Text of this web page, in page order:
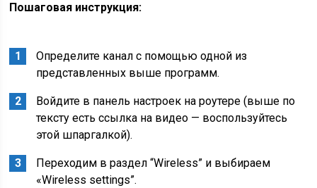
Пошаговая инструкция:
Определите канал с помощью одной из
представленных выше программ.
Войдите в панель настроек на роутере (выше по
тексту есть ссылка на видео — воспользуйтесь
этой шпаргалкой).
Переходим в раздел “Wireless” и выбираем
«Wireless settings”.